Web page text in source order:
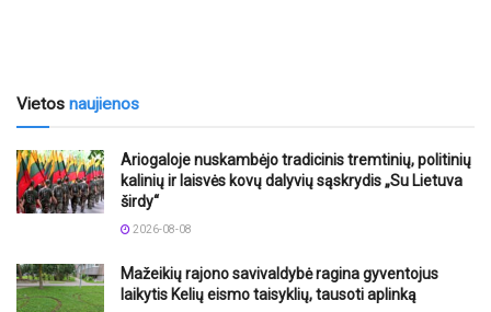
Vietos naujienos
Ariogaloje nuskambėjo tradicinis tremtinių, politinių
kalinių ir laisvės kovų dalyvių sąskrydis „Su Lietuva
širdy“
2026-08-08
Mažeikių rajono savivaldybė ragina gyventojus
laikytis Kelių eismo taisyklių, tausoti aplinką